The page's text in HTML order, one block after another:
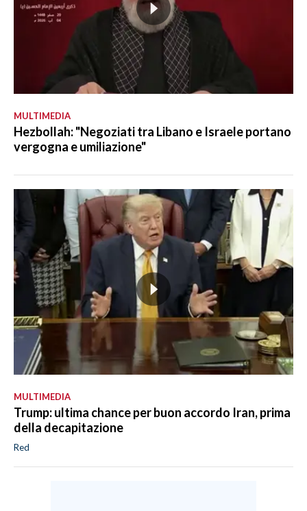
MULTIMEDIA
Hezbollah: "Negoziati tra Libano e Israele portano
vergogna e umiliazione"
MULTIMEDIA
Trump: ultima chance per buon accordo Iran, prima
della decapitazione
Red